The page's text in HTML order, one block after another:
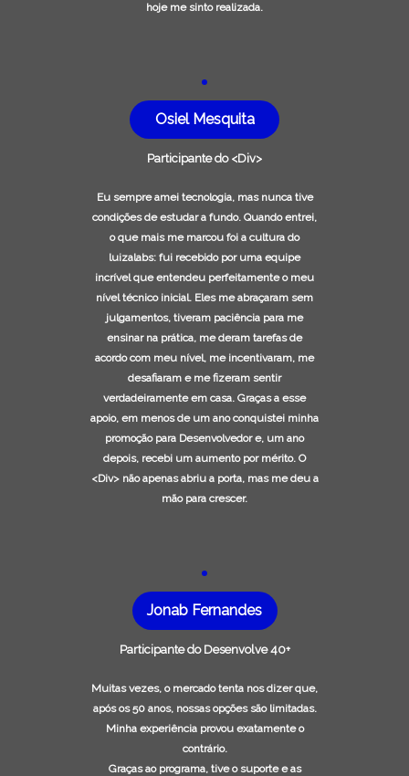
hoje me sinto realizada.
Osiel Mesquita
Participante do <Div>
Eu sempre amei tecnologia, mas nunca tive
condições de estudar a fundo. Quando entrei,
o que mais me marcou foi a cultura do
luizalabs: fui recebido por uma equipe
incrível que entendeu perfeitamente o meu
nível técnico inicial. Eles me abraçaram sem
julgamentos, tiveram paciência para me
ensinar na prática, me deram tarefas de
acordo com meu nível, me incentivaram, me
desafiaram e me fizeram sentir
verdadeiramente em casa. Graças a esse
apoio, em menos de um ano conquistei minha
promoção para Desenvolvedor e, um ano
depois, recebi um aumento por mérito. O
<Div> não apenas abriu a porta, mas me deu a
mão para crescer.
Jonab Fernandes
Participante do Desenvolve 40+
Muitas vezes, o mercado tenta nos dizer que,
após os 50 anos, nossas opções são limitadas.
Minha experiência provou exatamente o
contrário.
Graças ao programa, tive o suporte e as